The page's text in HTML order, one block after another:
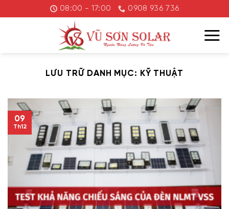
đến
08:00 - 17:00 0908 936 736
LƯU TRỮ DANH MỤC: KỸ THUẬT
09
Th12